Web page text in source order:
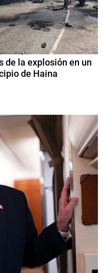
de la explosión en un
de Haina